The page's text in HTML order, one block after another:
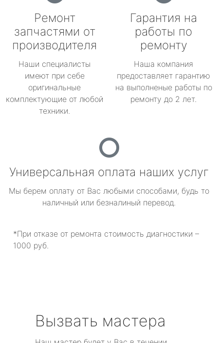
Ремонт
запчастями от
производителя
Наши специалисты
имеют при себе
оригинальные
комплектующие от любой
техники.
Гарантия на
работы по
ремонту
Наша компания
предоставляет гарантию
на выполненые работы по
ремонту до 2 лет.
Универсальная оплата наших услуг
Мы берем оплату от Вас любыми способами, будь то
наличный или безналиный перевод.
*При отказе от ремонта стоимость диагностики –
1000 руб.
Вызвать мастера